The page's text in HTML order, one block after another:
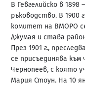
В Гевгелийско в
ръководство. В 1900
комитет на ВМОРО
Джумая и става
През 1901 г.,
се присъединява
Чернопеев, с която
Мария Стоун. На 10